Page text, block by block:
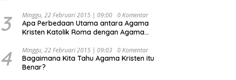
Undang Perekonomian Nasional dan
Kesejahteraan Sosial dalam Menata
Bangsa Menuju Indonesia Emas 2045”,
3 Minggu, 22 Februari 2015 | 09:00 0 Komentar
Apa Perbedaan Utama antara Agama
Kristen Katolik Roma dengan Agama
4 Minggu, 22 Februari 2015 | 09:03 0 Komentar
Bagaimana Kita Tahu Agama Kristen itu
Benar?